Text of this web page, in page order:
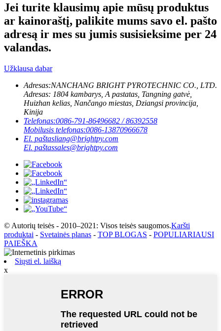
Jei turite klausimų apie mūsų produktus
ar kainoraštį, palikite mums savo el. pašto
adresą ir mes su jumis susisieksime per 24
valandas.
Užklausa dabar
Adresas:NANCHANG BRIGHT PYROTECHNIC CO., LTD.
Adresas: 1804 kambarys, A pastatas, Tangning gatvė,
Huizhan kelias, Nančango miestas, Dziangsi provincija,
Kinija
Telefonas:0086-791-86496682 / 86392558
Mobilusis telefonas:0086-13870966678
El. paštasliang@brightpy.com
El. paštassales@brightpy.com
© Autorių teisės - 2010–2021: Visos teisės saugomos.Karšti
produktai - Svetainės planas - TOP BLOGAS - POPULIARIAUSI
PAIEŠKA
Siųsti el. laišką
x